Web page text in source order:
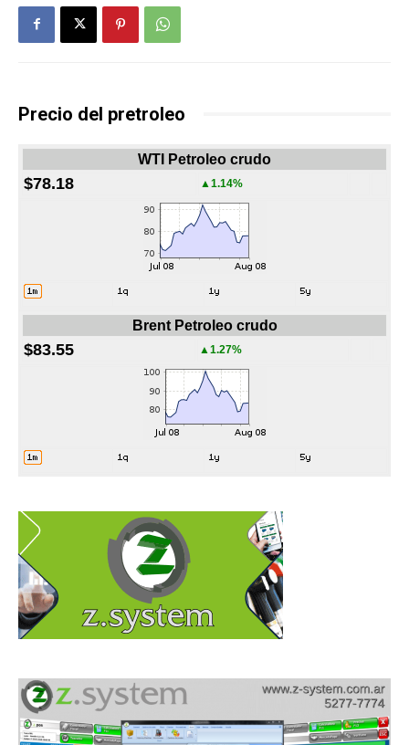
Precio del pretroleo
WTI Petroleo crudo
$78.18 ▲1.14%
Brent Petroleo crudo
$83.55 ▲1.27%